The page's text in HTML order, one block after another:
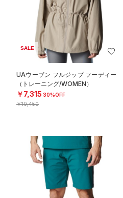
SALE
UAウーブン フルジップ フーディー
（トレーニング/WOMEN）
￥7,315 30%OFF
￥10,450